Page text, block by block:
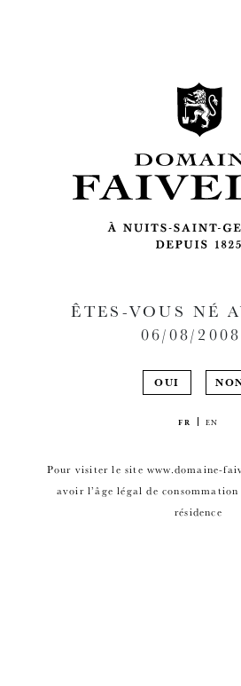
ÊTES-VOUS NÉ
06/08/2008
OUI
FR EN
Pour visiter le site www.domaine-
avoir l’âge légal de
résidence